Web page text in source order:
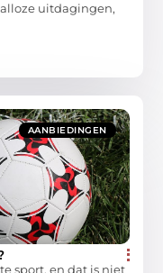
uitdagingen,
AANBIEDINGEN
sport, en dat is niet